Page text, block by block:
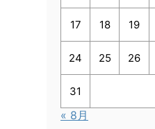
17 18 19
24 25 26
31
« 8月